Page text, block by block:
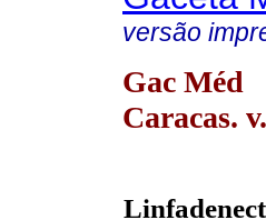
versão
Gac Méd
Caracas.